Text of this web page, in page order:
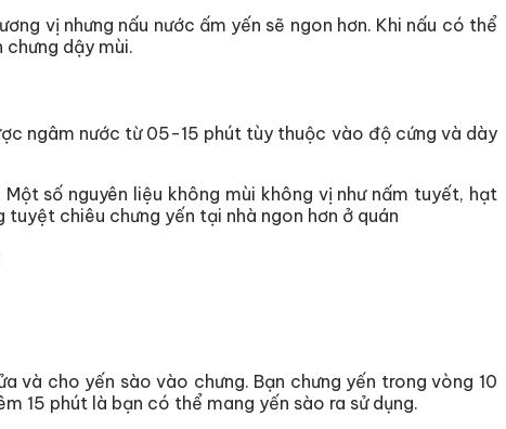
vị nhưng nấu nước ấm yến sẽ ngon hơn. Khi nấu có thể
dậy mùi.
ngâm nước từ 05-15 phút tùy thuộc vào độ cứng và dày
số nguyên liệu không mùi không vị như nấm tuyết, hạt
chiêu chưng yến tại nhà ngon hơn ở quán
và cho yến sào vào chưng. Bạn chưng yến trong vòng 10
15 phút là bạn có thể mang yến sào ra sử dụng.